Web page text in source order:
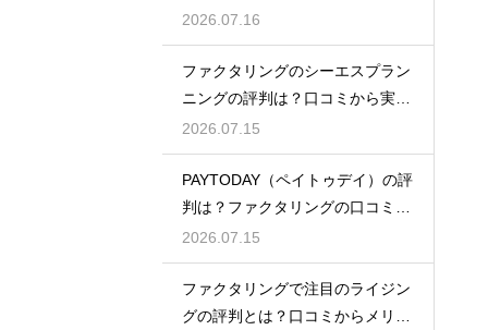
を徹底解説
2026.07.16
ファクタリングのシーエスプラン
ニングの評判は？口コミから実態
を徹底解説
2026.07.15
PAYTODAY（ペイトゥデイ）の評
判は？ファクタリングの口コミ検
証
2026.07.15
ファクタリングで注目のライジン
グの評判とは？口コミからメリッ